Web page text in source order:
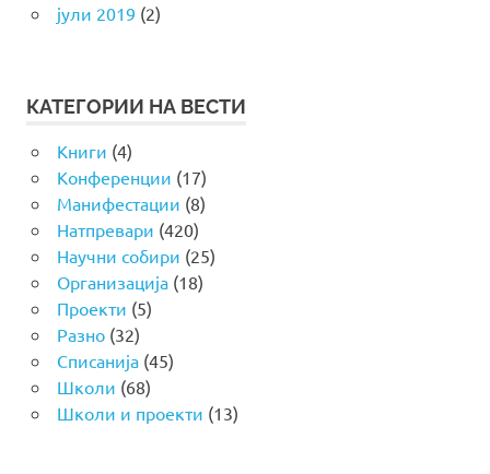
јули 2019 (2)
КАТЕГОРИИ НА ВЕСТИ
Книги (4)
Конференции (17)
Манифестации (8)
Натпревари (420)
Научни собири (25)
Организација(18)
Проекти (5)
Разно(32)
Списанија(45)
Школи (68)
Школи и проекти (13)